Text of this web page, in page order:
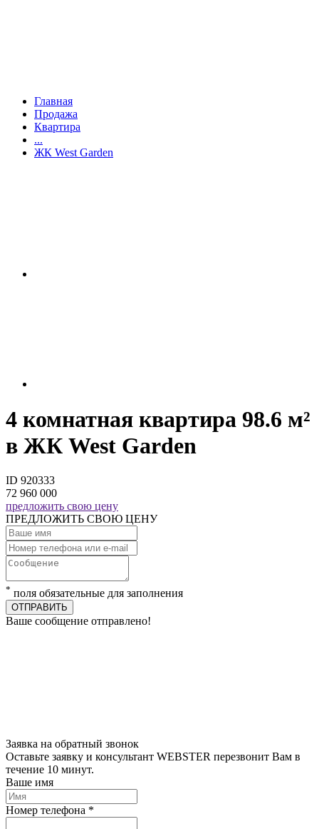
Главная
Продажа
Квартира
...
ЖК West Garden
4 комнатная квартира 98.6 м²
в ЖК West Garden
ID 920333
72 960 000
предложить свою цену
ПРЕДЛОЖИТЬ СВОЮ ЦЕНУ
* поля обязательные для заполнения
ОТПРАВИТЬ
Ваше сообщение отправлено!
Заявка на обратный звонок
Оставьте заявку и консультант WEBSTER перезвонит Вам в
течение 10 минут.
Ваше имя
Номер телефона *